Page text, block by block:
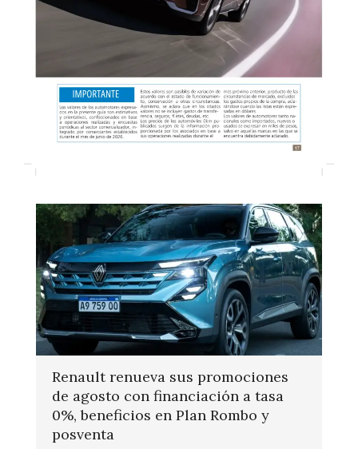
Renault renueva sus promociones
de agosto con financiación a tasa
0%, beneficios en Plan Rombo y
posventa